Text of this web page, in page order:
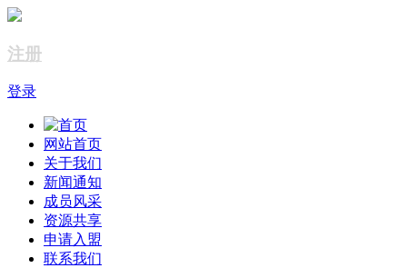
注册
登录
网站首页
关于我们
新闻通知
成员风采
资源共享
申请入盟
联系我们